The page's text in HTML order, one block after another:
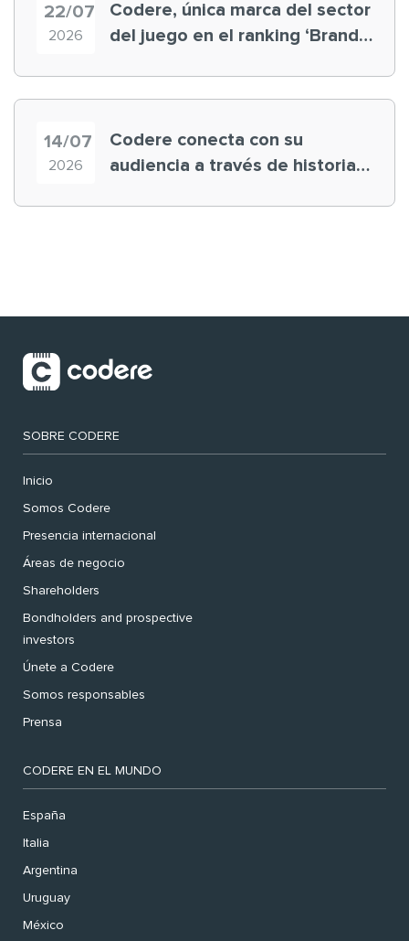
22/07
2026
Codere, única marca del sector
del juego en el ranking ‘Brand
14/07
2026
Codere conecta con su
audiencia a través de historias
SOBRE CODERE
Inicio
Somos Codere
Presencia internacional
Áreas de negocio
Shareholders
Bondholders and prospective
investors
Únete a Codere
Somos responsables
Prensa
CODERE EN EL MUNDO
España
Italia
Argentina
Uruguay
México